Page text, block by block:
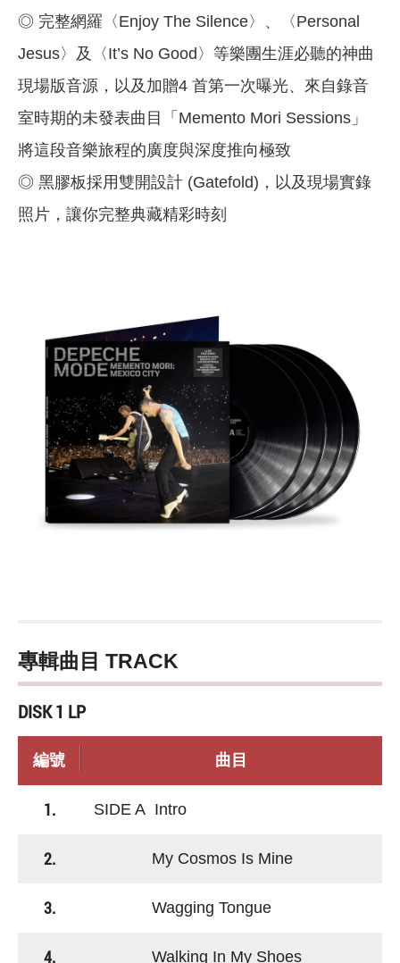
◎ 完整網羅〈Enjoy The Silence〉、〈Personal
Jesus〉及〈It’s No Good〉等樂團生涯必聽的神曲
現場版音源，以及加贈4 首第一次曝光、來自錄音
室時期的未發表曲目「Memento Mori Sessions」
將這段音樂旅程的廣度與深度推向極致
◎ 黑膠板採用雙開設計 (Gatefold)，以及現場實錄
照片，讓你完整典藏精彩時刻
專輯曲目 TRACK
DISK 1 LP
編號 曲目
1. SIDE A Intro
2. My Cosmos Is Mine
3. Wagging Tongue
4. Walking In My Shoes